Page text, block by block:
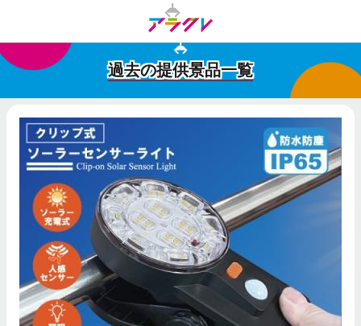
過去の提供景品一覧